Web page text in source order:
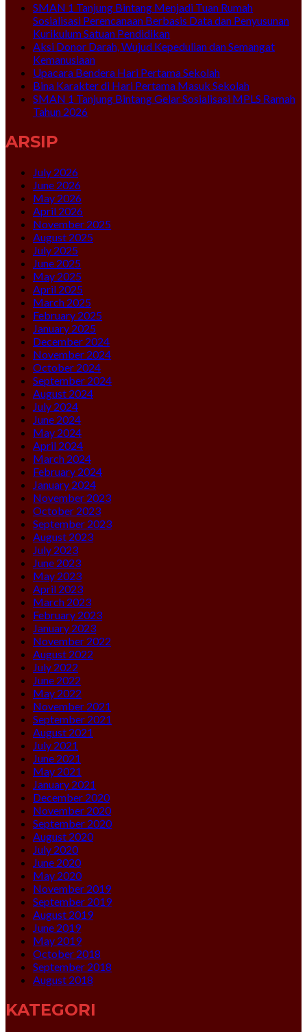
SMAN 1 Tanjung Bintang Menjadi Tuan Rumah
Sosialisasi Perencanaan Berbasis Data dan Penyusunan
Kurikulum Satuan Pendidikan
Aksi Donor Darah, Wujud Kepedulian dan Semangat
Kemanusiaan
Upacara Bendera Hari Pertama Sekolah
Bina Karakter di Hari Pertama Masuk Sekolah
SMAN 1 Tanjung Bintang Gelar Sosialisasi MPLS Ramah
Tahun 2026
ARSIP
July 2026
June 2026
May 2026
April 2026
November 2025
August 2025
July 2025
June 2025
May 2025
April 2025
March 2025
February 2025
January 2025
December 2024
November 2024
October 2024
September 2024
August 2024
July 2024
June 2024
May 2024
April 2024
March 2024
February 2024
January 2024
November 2023
October 2023
September 2023
August 2023
July 2023
June 2023
May 2023
April 2023
March 2023
February 2023
January 2023
November 2022
August 2022
July 2022
June 2022
May 2022
November 2021
September 2021
August 2021
July 2021
June 2021
May 2021
January 2021
December 2020
November 2020
September 2020
August 2020
July 2020
June 2020
May 2020
November 2019
September 2019
August 2019
June 2019
May 2019
October 2018
September 2018
August 2018
KATEGORI